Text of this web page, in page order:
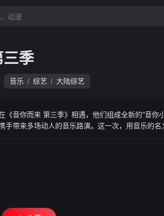
季
音乐 / 综艺 / 大陆综艺
《音你而来 第三季》相遇，他们组成全新的“音你
手带来多场动人的音乐路演。这一次，用音乐的